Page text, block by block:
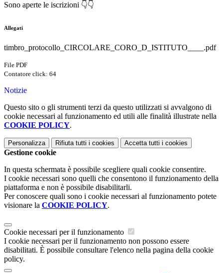
Sono aperte le iscrizioni 👇👇
Allegati
timbro_protocollo_CIRCOLARE_CORO_D_ISTITUTO____.pdf
File PDF
Contatore click: 64
Notizie
Questo sito o gli strumenti terzi da questo utilizzati si avvalgono di
cookie necessari al funzionamento ed utili alle finalità illustrate nella
COOKIE POLICY.
Personalizza Rifiuta tutti i cookies Accetta tutti i cookies
Gestione cookie
In questa schermata è possibile scegliere quali cookie consentire.
I cookie necessari sono quelli che consentono il funzionamento della
piattaforma e non è possibile disabilitarli.
Per conoscere quali sono i cookie necessari al funzionamento potete
visionare la COOKIE POLICY.
Cookie necessari per il funzionamento
I cookie necessari per il funzionamento non possono essere
disabilitati. È possibile consultare l'elenco nella pagina della cookie
policy.